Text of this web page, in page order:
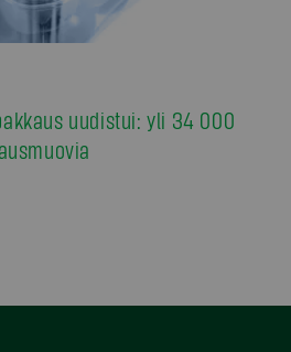
uudistui: yli 34 000